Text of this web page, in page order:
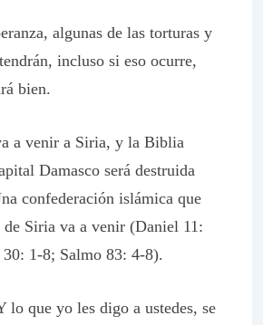
algunas de las torturas y
incluso si eso ocurre,
bien.
a venir a Siria, y la Biblia
Damasco será destruida
confederación islámica que
Siria va a venir (Daniel 11:
1-8; Salmo 83: 4-8).
lo que yo les digo a ustedes, se